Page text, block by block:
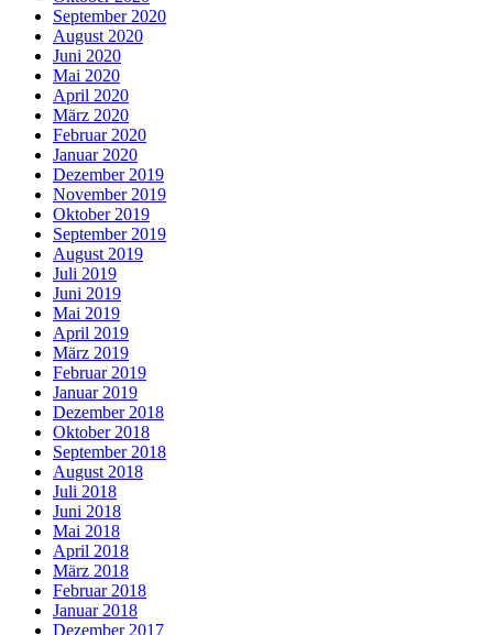
September 2020
August 2020
Juni 2020
Mai 2020
April 2020
März 2020
Februar 2020
Januar 2020
Dezember 2019
November 2019
Oktober 2019
September 2019
August 2019
Juli 2019
Juni 2019
Mai 2019
April 2019
März 2019
Februar 2019
Januar 2019
Dezember 2018
Oktober 2018
September 2018
August 2018
Juli 2018
Juni 2018
Mai 2018
April 2018
März 2018
Februar 2018
Januar 2018
Dezember 2017